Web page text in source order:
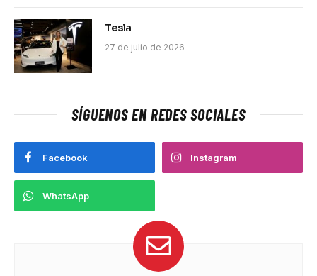
Tesla
27 de julio de 2026
SÍGUENOS EN REDES SOCIALES
Facebook Instagram
WhatsApp